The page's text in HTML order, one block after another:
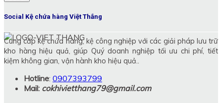
Social Kệ chứa hàng Việt Thắng
Cung cấp kệ chứa hàng, kệ công nghiệp với các giải pháp lưu trữ
kho hàng hiệu quả, giúp Quý doanh nghiệp tối ưu chi phí, tiết
kiệm không gian, vận hành kho hiệu quả..
Hotline: 0907393799
Mail: cokhivietthang79@gmail.com